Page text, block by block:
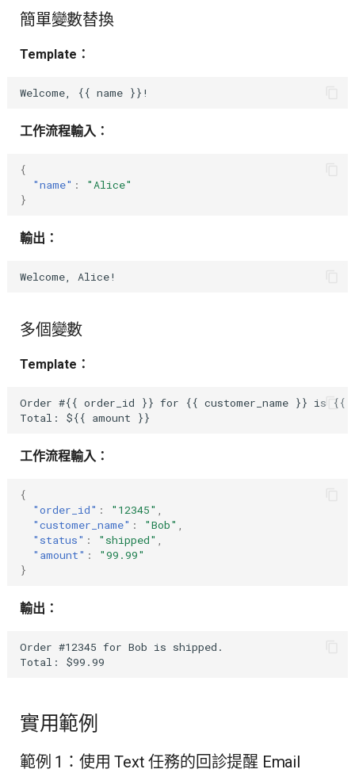
簡單變數替換
Template：
工作流程輸入：
{
"name" :
"Alice"
}
輸出：
多個變數
Template：
Order #{{ order_id }} for {{ customer_name }} is
工作流程輸入：
{
"order_id" : "12345" ,
"customer_name" : "Bob" ,
"status" : "shipped" ,
"amount" :
"99.99"
}
輸出：
Order #12345 for Bob is shipped.
實用範例
範例 1：使用 Text 任務的回診提醒 Email